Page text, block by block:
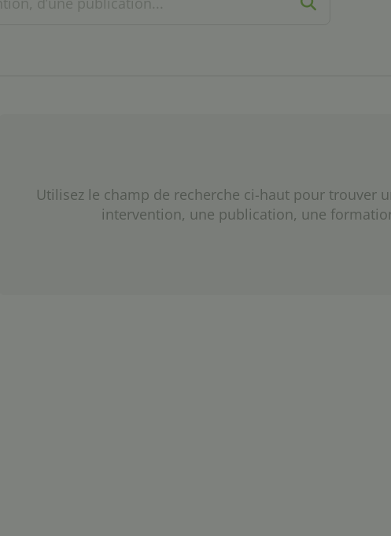
Utilisez le champ de recherche ci-haut pour trouver
intervention, une publication, une